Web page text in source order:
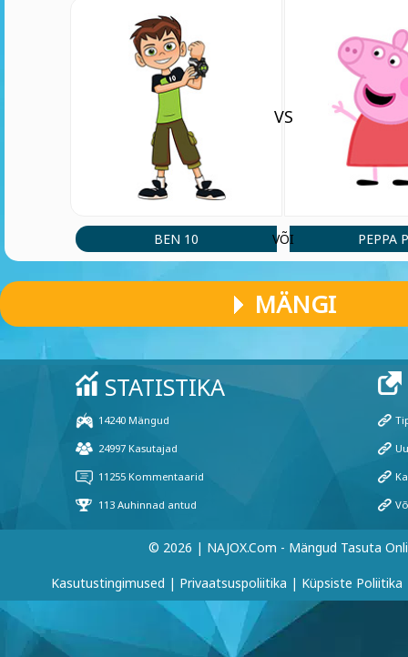
BEN 10
VS
VÕI PEPPA
MÄNGI
© 2026 | NAJOX.com - Mängud Tasuta
Kasutustingimused | Privaatsuspoliitika | Küpsiste Poliitika